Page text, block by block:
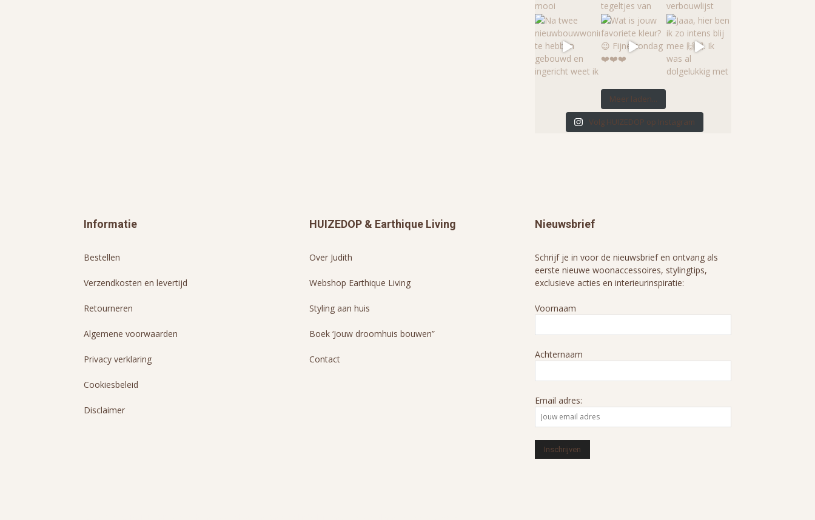
Meer laden...
Volg HUIZEDOP op Instagram
Informatie
Bestellen
Verzendkosten en levertijd
Retourneren
Algemene voorwaarden
Privacy verklaring
Cookiesbeleid
Disclaimer
HUIZEDOP & Earthique Living
Over Judith
Webshop Earthique Living
Styling aan huis
Boek ‘Jouw droomhuis bouwen”
Contact
Nieuwsbrief
Schrijf je in voor de nieuwsbrief en ontvang als
eerste nieuwe woonaccessoires, stylingtips,
exclusieve acties en interieurinspiratie:
Voornaam
Achternaam
Email adres: